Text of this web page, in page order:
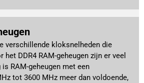
verschillende kloksnelheden die
het DDR4 RAM-geheugen zijn er veel
RAM-geheugen met een
tot 3600 MHz meer dan voldoende,